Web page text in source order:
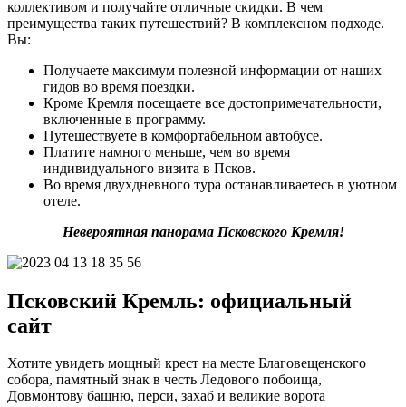
коллективом и получайте отличные скидки. В чем
преимущества таких путешествий? В комплексном подходе.
Вы:
Получаете максимум полезной информации от наших
гидов во время поездки.
Кроме Кремля посещаете все достопримечательности,
включенные в программу.
Путешествуете в комфортабельном автобусе.
Платите намного меньше, чем во время
индивидуального визита в Псков.
Во время двухдневного тура останавливаетесь в уютном
отеле.
Невероятная панорама Псковского Кремля!
Псковский Кремль: официальный
сайт
Хотите увидеть мощный крест на месте Благовещенского
собора, памятный знак в честь Ледового побоища,
Довмонтову башню, перси, захаб и великие ворота